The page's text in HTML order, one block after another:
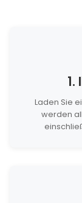
Laden Sie
werden